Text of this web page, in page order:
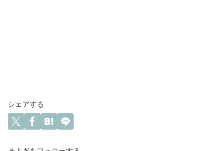
シェアする